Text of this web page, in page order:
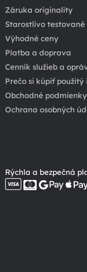
Záruka originality
Starostlivo testované
Výhodné ceny
Platba a doprava
Cenník služieb a
Prečo si kúpiť použitý
Obchodné podmienky
Ochrana osobných
Rýchla a bezpečná